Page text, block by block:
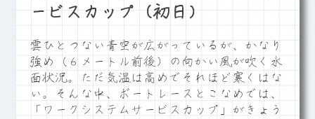
ービスカップ（初日）
雲ひとつない青空が広がっているが、かなり
強め（６メートル前後）の向かい風が吹く水
面状況。ただ気温は高めでそれほど寒くはな
い。そんな中、ボートレースとこなめでは、
「ワークシステムサービスカップ」がきょう